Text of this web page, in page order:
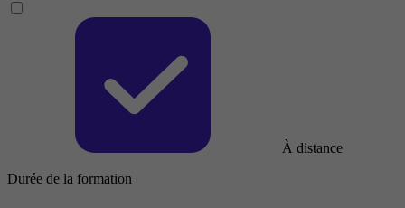
À distance
Durée de la formation